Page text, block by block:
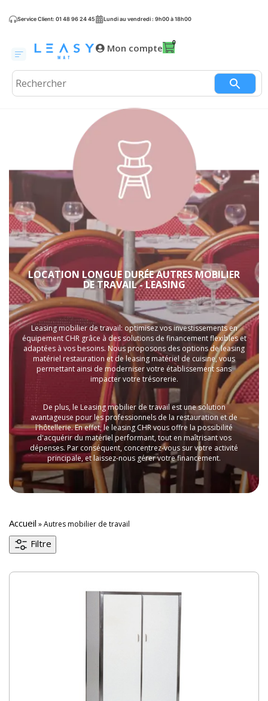
Service Client: 01 48 96 24 45 Lundi au vendredi : 9h00 à 18h00
Mon compte
LOCATION LONGUE DURÉE AUTRES MOBILIER
DE TRAVAIL - LEASING
Leasing mobilier de travail: optimisez vos investissements en
équipement CHR grâce à des solutions de financement flexibles et
adaptées à vos besoins. Nous proposons des options de leasing
matériel restauration et de leasing matériel de cuisine, vous
permettant ainsi de moderniser votre établissement sans
impacter votre trésorerie.
De plus, le Leasing mobilier de travail est une solution
avantageuse pour les professionnels de la restauration et de
l'hôtellerie. En effet, le leasing CHR vous offre la possibilité
d'acquérir du matériel performant, tout en maîtrisant vos
dépenses. Par conséquent, concentrez-vous sur votre activité
principale, et laissez-nous gérer votre financement.
Accueil »Autres mobilier de travail
Filtre